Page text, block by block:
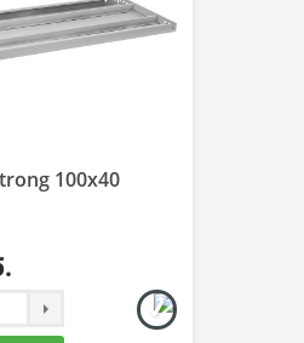
100x40